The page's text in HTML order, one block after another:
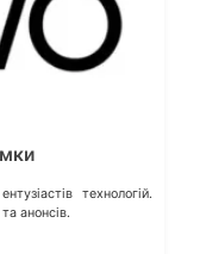
технологій.
анонсів.